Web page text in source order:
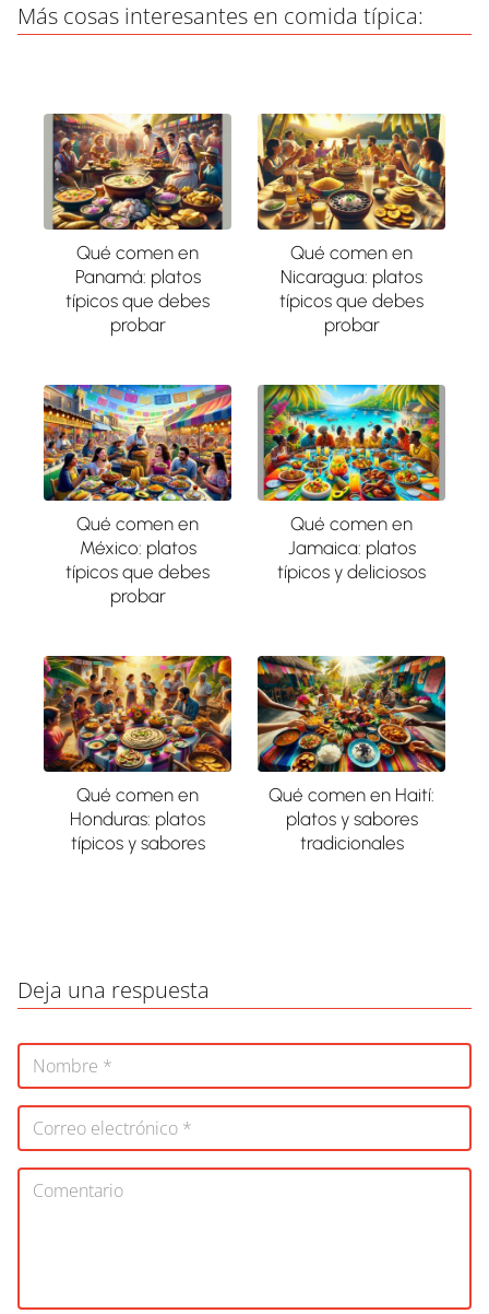
Más cosas interesantes en comida típica:
Qué comen en
Panamá: platos
típicos que debes
probar
Qué comen en
Nicaragua: platos
típicos que debes
probar
Qué comen en
México: platos
típicos que debes
probar
Qué comen en
Jamaica: platos
típicos y deliciosos
Qué comen en
Honduras: platos
típicos y sabores
Qué comen en Haití:
platos y sabores
tradicionales
Deja una respuesta